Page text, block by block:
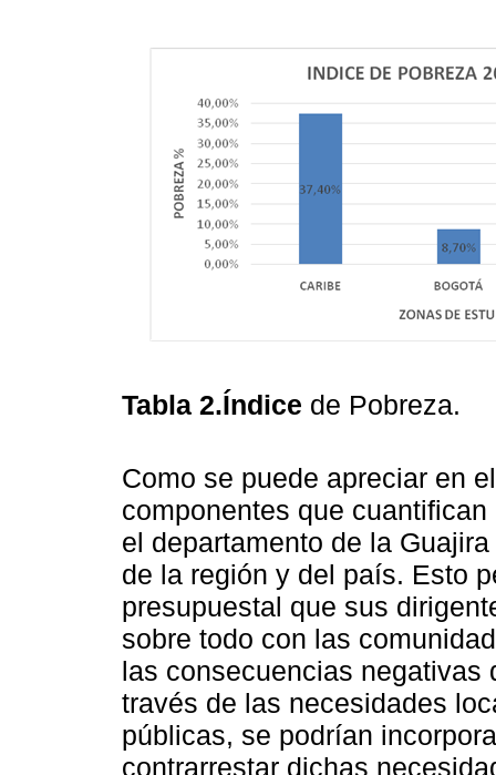
Tabla 2.Índice de Pobreza.
Como se puede apreciar en
componentes que
el departamento de la
de la región y del país. Esto
presupuestal que sus
sobre todo con las
las consecuencias negativas
través de las necesidades
públicas, se podrían
contrarrestar dichas